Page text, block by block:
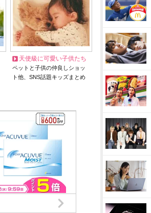
天使級に可愛い子供たち
ペットと子供の仲良しショッ
ト他、SNS話題キッズまとめ